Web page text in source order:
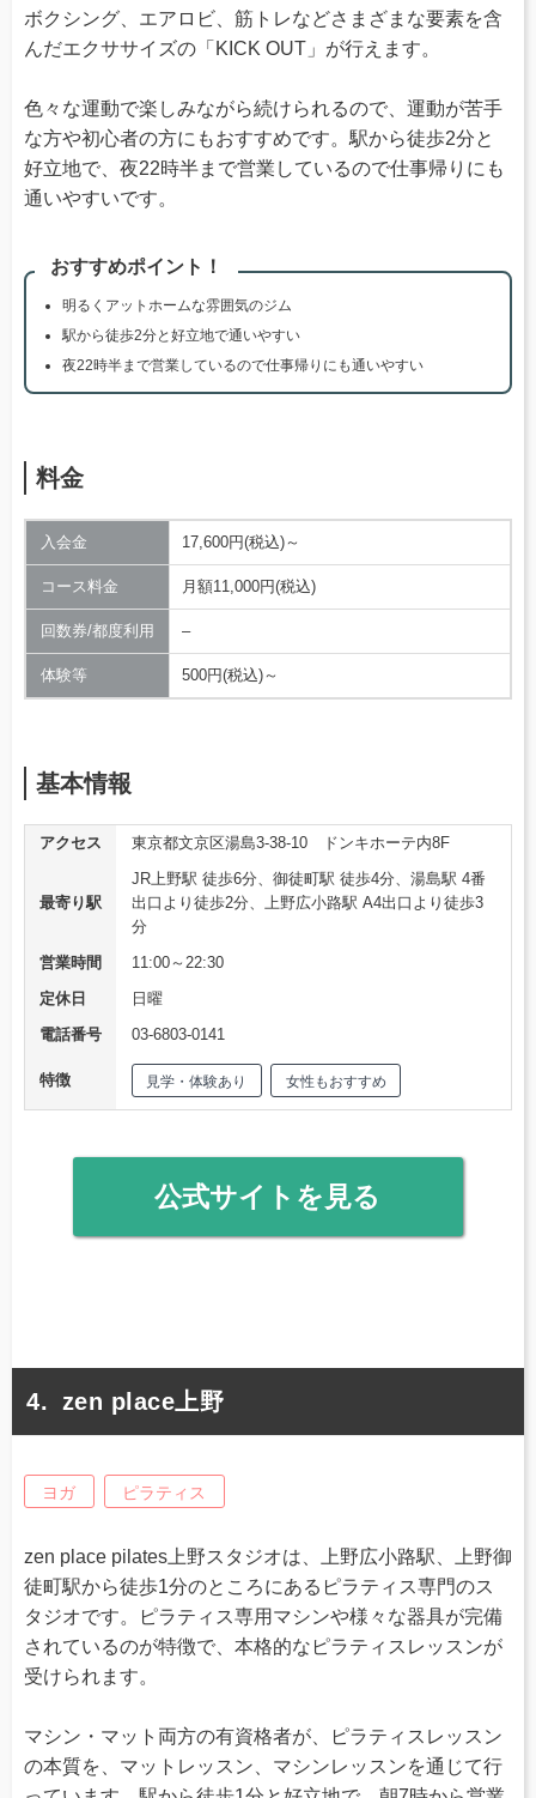
ボクシング、エアロビ、筋トレなどさまざまな要素を含
んだエクササイズの「KICK OUT」が行えます。
色々な運動で楽しみながら続けられるので、運動が苦手
な方や初心者の方にもおすすめです。駅から徒歩2分と
好立地で、夜22時半まで営業しているので仕事帰りにも
通いやすいです。
おすすめポイント！
明るくアットホームな雰囲気のジム
駅から徒歩2分と好立地で通いやすい
夜22時半まで営業しているので仕事帰りにも通いやすい
料金
入会金 17,600円(税込)～
コース料金 月額11,000円(税込)
回数券/都度利用 –
体験等 500円(税込)～
基本情報
アクセス 東京都文京区湯島3-38-10 ドンキホーテ内8F
最寄り駅
JR上野駅 徒歩6分、御徒町駅 徒歩4分、湯島駅 4番
出口より徒歩2分、上野広小路駅 A4出口より徒歩3
分
営業時間
11:00～22:30
定休日
日曜
電話番号
03-6803-0141
特徴 見学・体験あり 女性もおすすめ
公式サイトを見る
zen place上野
ヨガ ピラティス
zen place pilates上野スタジオは、上野広小路駅、上野御
徒町駅から徒歩1分のところにあるピラティス専門のス
タジオです。ピラティス専用マシンや様々な器具が完備
されているのが特徴で、本格的なピラティスレッスンが
受けられます。
マシン・マット両方の有資格者が、ピラティスレッスン
の本質を、マットレッスン、マシンレッスンを通じて行